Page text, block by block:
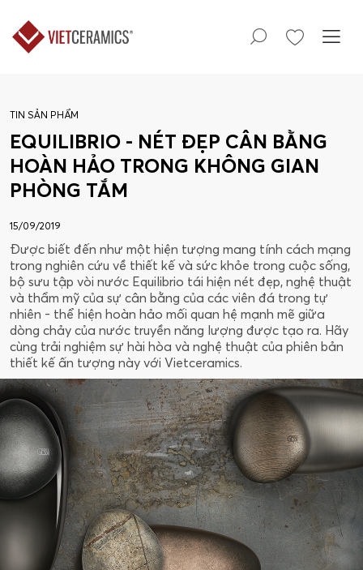
TIN SẢN PHẨM
EQUILIBRIO - NÉT ĐẸP CÂN BẰNG
HOÀN HẢO TRONG KHÔNG GIAN
PHÒNG TẮM
15/09/2019
Được biết đến như một hiện tượng mang tính cách mạng
trong nghiên cứu về thiết kế và sức khỏe trong cuộc sống,
bộ sưu tập vòi nước Equilibrio tái hiện nét đẹp, nghệ thuật
và thẩm mỹ của sự cân bằng của các viên đá trong tự
nhiên - thể hiện hoàn hảo mối quan hệ mạnh mẽ giữa
dòng chảy của nước truyền năng lượng được tạo ra. Hãy
cùng trải nghiệm sự hài hòa và nghệ thuật của phiên bản
thiết kế ấn tượng này với Vietceramics.